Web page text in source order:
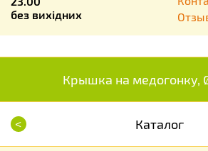
без вихідних
Крышка на медогонку,
< Каталог